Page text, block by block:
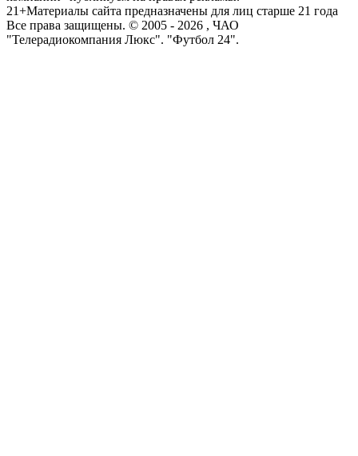
21+Материалы сайта предназначены для лиц старше 21 года
Все права защищены. © 2005 - 2026 , ЧАО
"Телерадиокомпания Люкс". "Футбол 24".